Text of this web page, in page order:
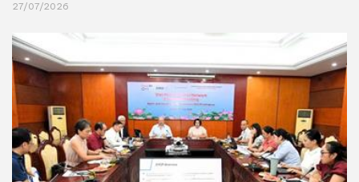
27/07/2026